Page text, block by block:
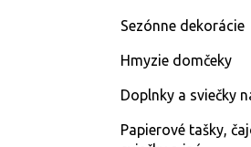
Sezónne dekorácie
Hmyzie domčeky
Doplnky a sviečky
Papierové tašky,